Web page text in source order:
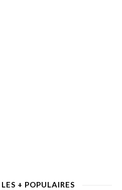
+ POPULAIRES